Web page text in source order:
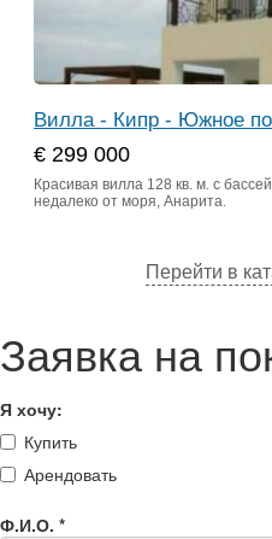
Вилла - Кипр - Южное
€ 299 000
Красивая вилла 128 кв. м. с
недалеко от моря, Анарита.
Перейти в
Заявка на
Я хочу:
Купить
Арендовать
Ф.И.О. *